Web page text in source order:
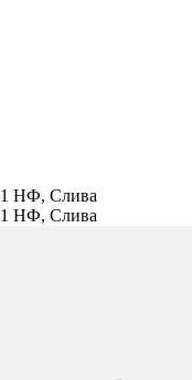
НФ, Слива
НФ, Слива